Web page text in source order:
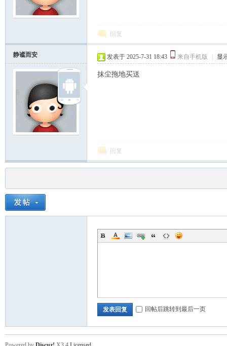
回复
静谧而安 发表于 2025-7-31 18:43 来自手机版 显
抹尘拖地买送
回复
发表回复 回帖后跳转到最后一页